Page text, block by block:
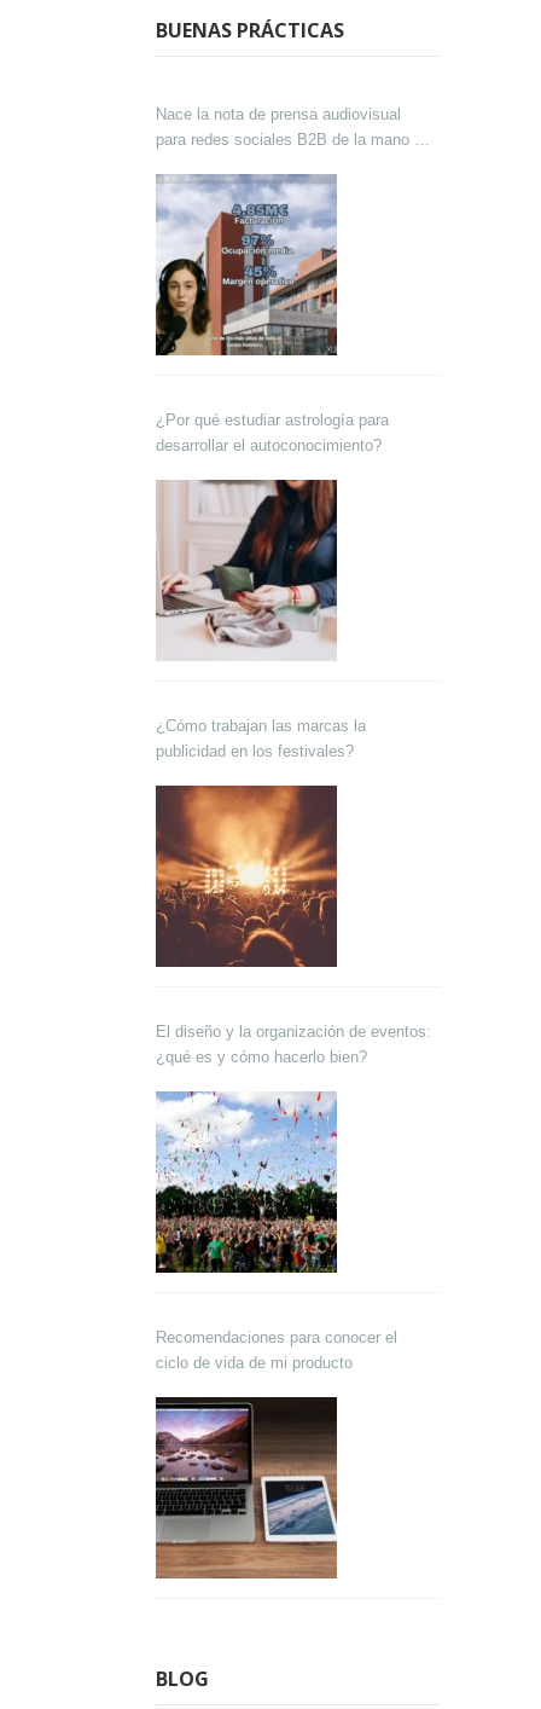
BUENAS PRÁCTICAS
Nace la nota de prensa audiovisual
para redes sociales B2B de la mano de
¿Por qué estudiar astrología para
desarrollar el autoconocimiento?
¿Cómo trabajan las marcas la
publicidad en los festivales?
El diseño y la organización de eventos:
¿qué es y cómo hacerlo bien?
Recomendaciones para conocer el
ciclo de vida de mi producto
BLOG